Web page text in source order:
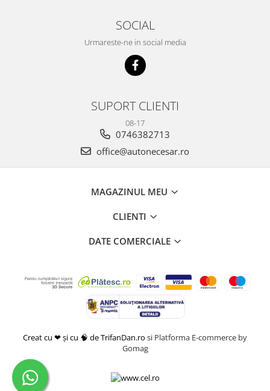
SOCIAL
Urmareste-ne in social media
SUPORT CLIENTI
08-17
0746382713
office@autonecesar.ro
MAGAZINUL MEU
CLIENTI
DATE COMERCIALE
Creat cu ❤ și cu 🧠 de TrifanDan.ro si Platforma E-commerce by
Gomag